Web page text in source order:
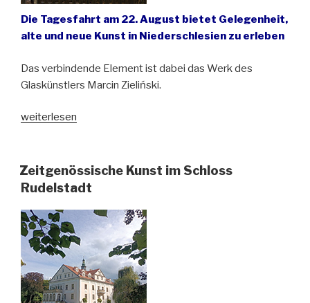
Die Tagesfahrt am 22. August bietet Gelegenheit,
alte und neue Kunst in Niederschlesien zu erleben
Das verbindende Element ist dabei das Werk des
Glaskünstlers Marcin Zieliński.
„Glaskunst
niederschlesischen
Idylle“
weiterlesen
Zeitgenössische Kunst im Schloss
Rudelstadt